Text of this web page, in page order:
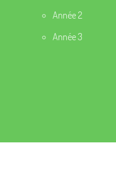
Année 2
Année 3